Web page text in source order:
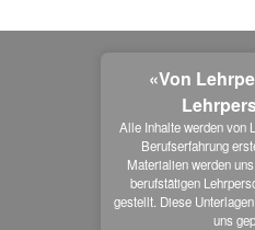
«Von
Alle Inhalte werden von
Berufserfahrung
Materialien werden
berufstätigen
gestellt. Diese
uns